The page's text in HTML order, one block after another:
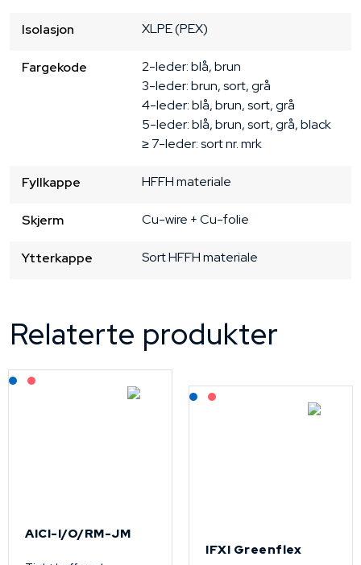
Isolasjon XLPE (PEX)
Fargekode
2-leder: blå, brun
3-leder: brun, sort, grå
4-leder: blå, brun, sort, grå
5-leder: blå, brun, sort, grå, black
≥ 7-leder: sort nr. mrk
Fyllkappe HFFH materiale
Skjerm Cu-wire + Cu-folie
Ytterkappe SortHFFH materiale
Relaterte produkter
Lagerført: NEK Kabel
AICI-I/O/RM-JM
Lagerført: NEK Kabel
IFXI Greenflex